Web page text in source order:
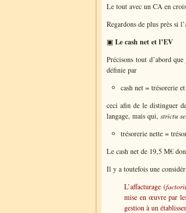
Le tout avec un CA en
Regardons de plus près si
▣ Le cash net et l’EV
Précisons tout d’abord
définie par
cash net = trésorerie
ceci afin de le distinguer
langage, mais qui, strictu
trésorerie nette =
Le cash net de 19,5 M€
Il y a toutefois une
L’affacturage (
mise en œuvre par
gestion à un